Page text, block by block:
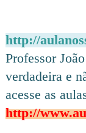
http://
Professor
verdadeira e
acesse as
http://